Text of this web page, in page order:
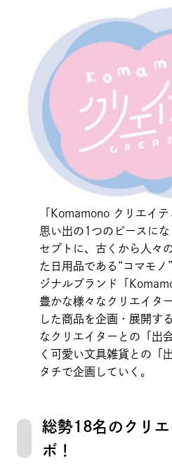
「Komamono クリエイ
思い出の1つのピースに
セプトに、古くから人々
た日用品である“コマモノ
ジナルブランド「
豊かな様々なクリエイタ
した商品を企画・展開す
なクリエイターとの「出
く可愛い文具雑貨との「
タチで企画していく。
総勢18名のクリ
ボ！